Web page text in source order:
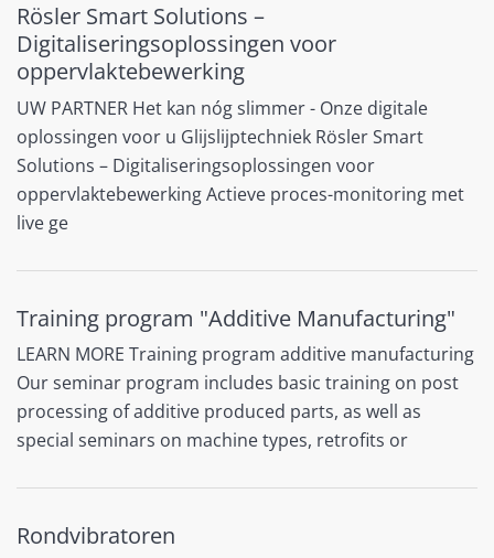
Rösler Smart Solutions –
Digitaliseringsoplossingen voor
oppervlaktebewerking
UW PARTNER Het kan nóg slimmer - Onze digitale
oplossingen voor u Glijslijp­techniek Rösler Smart
Solutions – Digitaliseringsoplossingen voor
oppervlaktebewerking Actieve proces-monitoring met
live ge
Training program "Additive Manufacturing"
LEARN MORE Training program additive manufacturing
Our seminar program includes basic training on post
processing of additive produced parts, as well as
special seminars on machine types, retrofits or
Rondvibratoren